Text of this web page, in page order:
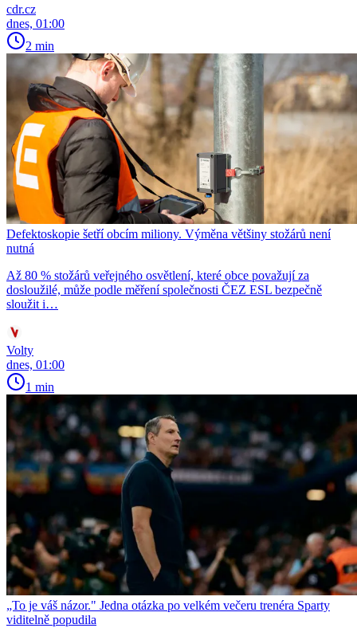
cdr.cz
dnes, 01:00
2 min
Defektoskopie šetří obcím miliony. Výměna většiny stožárů není
nutná
Až 80 % stožárů veřejného osvětlení, které obce považují za
dosloužilé, může podle měření společnosti ČEZ ESL bezpečně
sloužit i…
Volty
dnes, 01:00
1 min
„To je váš názor." Jedna otázka po velkém večeru trenéra Sparty
viditelně popudila